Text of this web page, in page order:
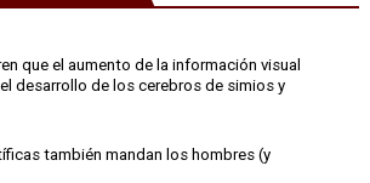
que el aumento de la información visual
desarrollo de los cerebros de simios y
también mandan los hombres (y